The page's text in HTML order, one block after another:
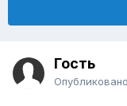
Гость
Опубликовано